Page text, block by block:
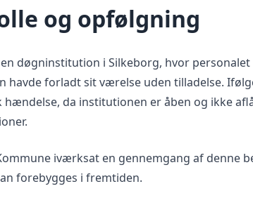
og opfølgning
døgninstitution i Silkeborg, hvor personalet
havde forladt sit værelse uden tilladelse.
hændelse, da institutionen er åben og ikke
iværksat en gennemgang af denne
forebygges i fremtiden.